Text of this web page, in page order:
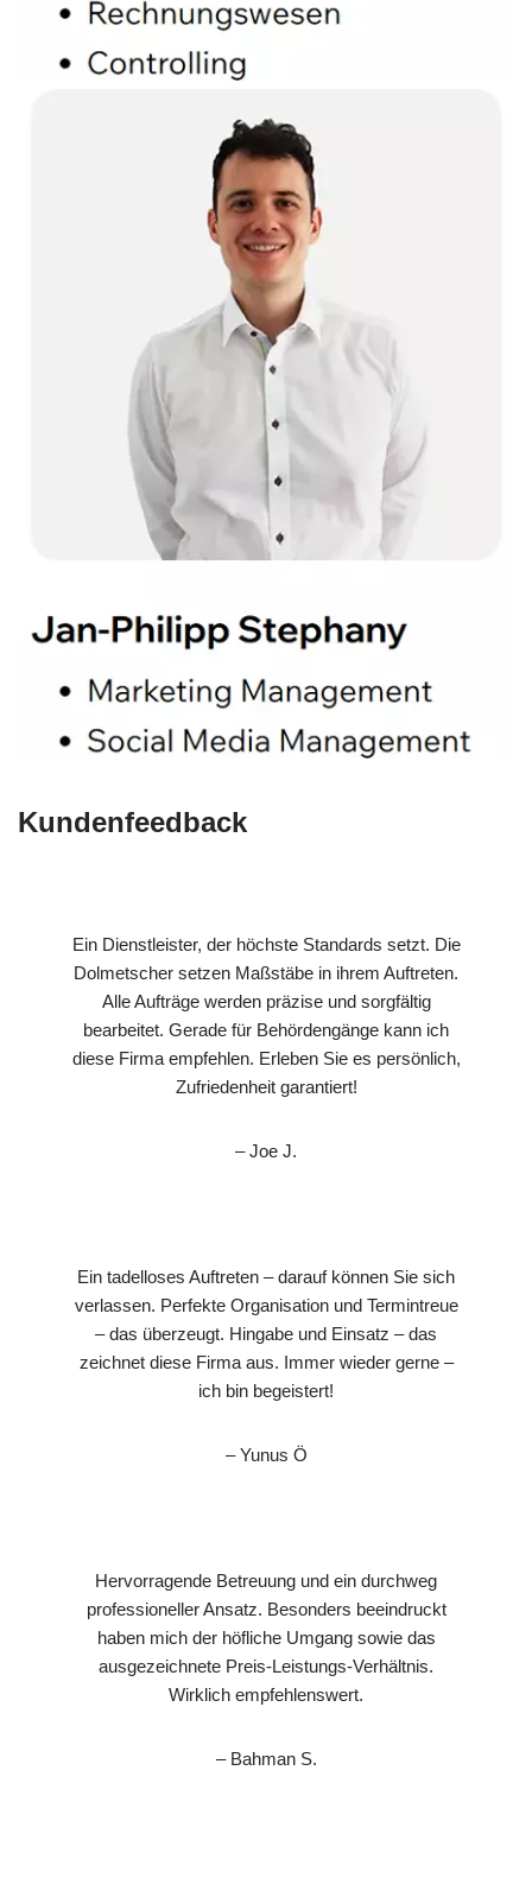
Kundenfeedback
Ein Dienstleister, der höchste Standards setzt. Die
Dolmetscher setzen Maßstäbe in ihrem Auftreten.
Alle Aufträge werden präzise und sorgfältig
bearbeitet. Gerade für Behördengänge kann ich
diese Firma empfehlen. Erleben Sie es persönlich,
Zufriedenheit garantiert!
– Joe J.
Ein tadelloses Auftreten – darauf können Sie sich
verlassen. Perfekte Organisation und Termintreue
– das überzeugt. Hingabe und Einsatz – das
zeichnet diese Firma aus. Immer wieder gerne –
ich bin begeistert!
– Yunus Ö
Hervorragende Betreuung und ein durchweg
professioneller Ansatz. Besonders beeindruckt
haben mich der höfliche Umgang sowie das
ausgezeichnete Preis-Leistungs-Verhältnis.
Wirklich empfehlenswert.
– Bahman S.